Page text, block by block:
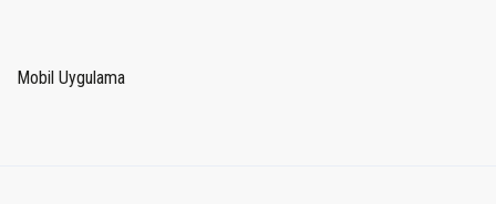
Mobil Uygulama